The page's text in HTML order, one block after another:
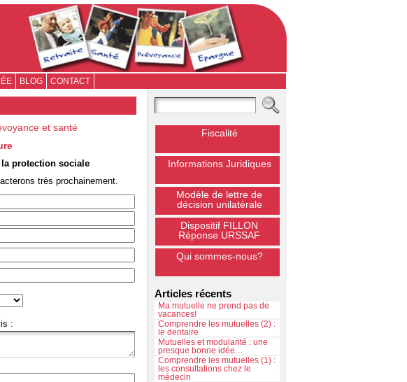
BLOG CONTACT
et santé
protection sociale
très prochainement.
:
Fiscalité
Informations Juridiques
Modèle de lettre de
décision unilatérale
Dispositif FILLON
Réponse URSSAF
Qui sommes-nous?
Articles récents
Ma mutuelle ne prend pas de
vacances!
Comprendre les mutuelles (2) :
le dentaire
Mutuelles et modularité : une
presque bonne idée…
Comprendre les mutuelles (1) :
les consultations chez le
médecin